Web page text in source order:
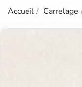
Accueil Carrelage